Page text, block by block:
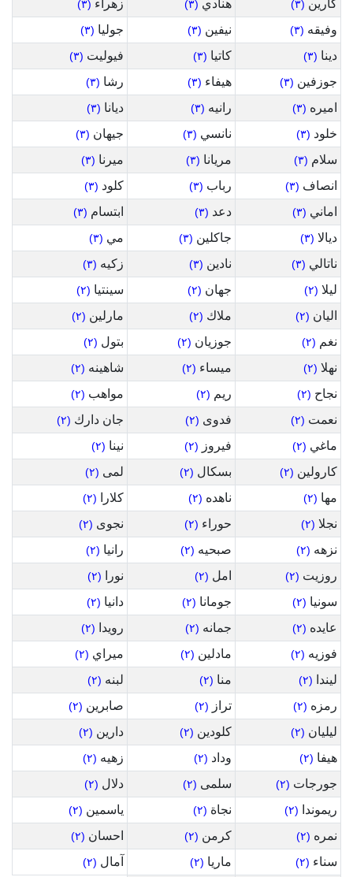
كارين (٣) هنادي (٣) زهراء (٣)
وفيقه (٣) نيفين (٣) جوليا (٣)
دينا (٣) كاتيا (٣) فيوليت (٣)
جوزفين (٣) هيفاء (٣) رشا (٣)
اميره (٣) رانيه (٣) ديانا (٣)
خلود (٣) نانسي (٣) جيهان (٣)
سلام (٣) مريانا (٣) ميرنا (٣)
انصاف (٣) رباب (٣) كلود (٣)
اماني (٣) دعد (٣) ابتسام (٣)
ديالا (٣) جاكلين (٣) مي (٣)
ناتالي (٣) نادين (٣) زكيه (٣)
ليلا (٢) جهان (٢) سينتيا (٢)
اليان (٢) ملاك (٢) مارلين (٢)
نغم (٢) جوزيان (٢) بتول (٢)
نهلا (٢) ميساء (٢) شاهينه (٢)
نجاح (٢) ريم (٢) مواهب (٢)
نعمت (٢) فدوى (٢) جان دارك (٢)
ماغي (٢) فيروز (٢) نينا (٢)
كارولين (٢) بسكال (٢) لمى (٢)
مها (٢) ناهده (٢) كلارا (٢)
نجلا (٢) حوراء (٢) نجوى (٢)
نزهه (٢) صبحيه (٢) رانيا (٢)
روزيت (٢) امل (٢) نورا (٢)
سونيا (٢) جومانا (٢) دانيا (٢)
عايده (٢) جمانه (٢) رويدا (٢)
فوزيه (٢) مادلين (٢) ميراي (٢)
ليندا (٢) منا (٢) لبنه (٢)
رمزه (٢) تراز (٢) صابرين (٢)
ليليان (٢) كلودين (٢) دارين (٢)
هيفا (٢) وداد (٢) زهيه (٢)
جورجات (٢) سلمى (٢) دلال (٢)
ريموندا (٢) نجاة (٢) ياسمين (٢)
نمره (٢) كرمن (٢) احسان (٢)
سناء (٢) ماريا (٢) آمال (٢)